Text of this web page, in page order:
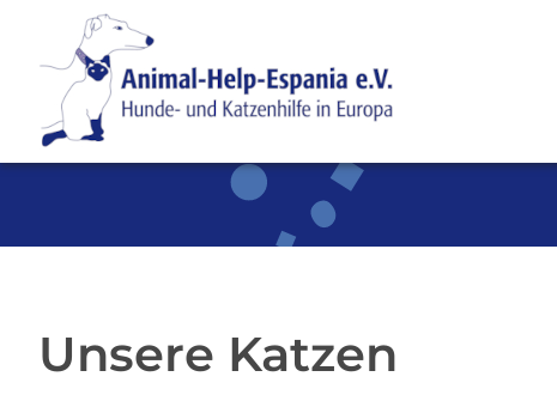
SKIP TO MAIN CONTENT
Unsere Katzen